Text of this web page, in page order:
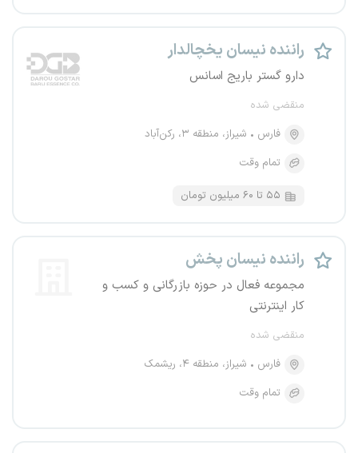
راننده نیسان یخچالدار
دارو گستر باریج اسانس
منقضی شده
فارس
شیراز، منطقه ۳، رکن‌آباد
تمام وقت
۵۵ تا ۶۰ میلیون تومان
راننده نیسان پخش
مجموعه فعال در حوزه بازرگانی و کسب و
کار اینترنتی
منقضی شده
فارس
شیراز، منطقه ۴، ریشمک
تمام وقت